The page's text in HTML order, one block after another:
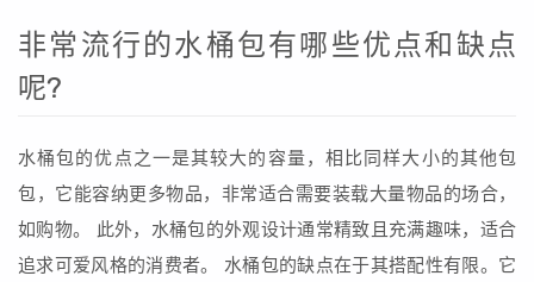
非常流行的水桶包有哪些优点和缺点
呢?
水桶包的优点之一是其较大的容量，相比同样大小的其他包
包，它能容纳更多物品，非常适合需要装载大量物品的场合，
如购物。 此外，水桶包的外观设计通常精致且充满趣味，适合
追求可爱风格的消费者。 水桶包的缺点在于其搭配性有限。它